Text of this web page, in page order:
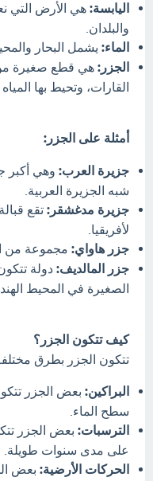
اليابسة: هي الأرض التي
والبلدان.
الماء: يشمل البحار
الجزر: هي قطع صغيرة من
القارات، وتحيط بها
أمثلة على الجزر:
جزيرة العرب: وهي أكبر
شبه الجزيرة العربية.
جزيرة مدغشقر: تقع
لأفريقيا.
جزر هاواي: مجموعة من
جزر المالديف: دولة
الصغيرة في المحيط
كيف تتكون الجزر؟
تتكون الجزر بطرق
البراكين: بعض الجزر
سطح الماء.
الترسبات: بعض الجزر
على مدى سنوات طويلة.
الحركات الأرضية: بعض